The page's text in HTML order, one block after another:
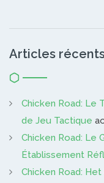
Articles
Chicken Road: Le
de Jeu Tactique
Chicken Road: Le
Établissement
Chicken Road: